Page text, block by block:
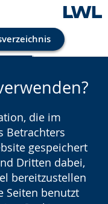
die im
Betrachters
gespeichert
Dritten dabei,
bereitzustellen
Seiten benutzt